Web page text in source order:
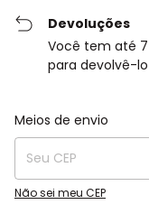
Devoluções
Você tem até
para devolvê-lo
Entregas para o CEP:
Meios de envio
Não sei meu CEP